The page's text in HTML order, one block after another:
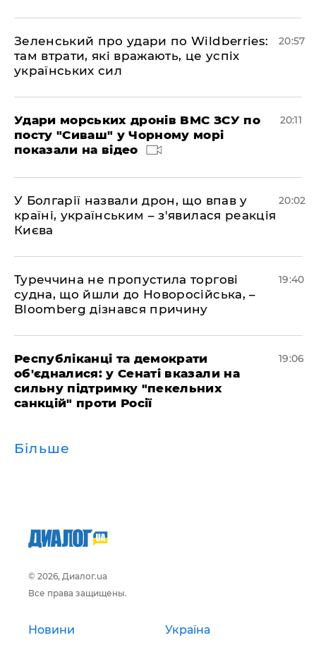
Зеленський про удари по Wildberries:
там втрати, які вражають, це успіх
українських сил
20:57
Удари морських дронів ВМС ЗСУ по
посту "Сиваш" у Чорному морі
показали на відео
20:11
У Болгарії назвали дрон, що впав у
країні, українським – з'явилася реакція
Києва
20:02
Туреччина не пропустила торгові
судна, що йшли до Новоросійська, –
Bloomberg дізнався причину
19:40
Республіканці та демократи
об'єдналися: у Сенаті вказали на
сильну підтримку "пекельних
санкцій" проти Росії
19:06
Більше
© 2026, Диалог.ua
Все права защищены.
Новини Україна